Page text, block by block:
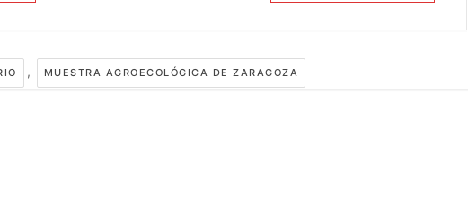
, MUESTRA AGROECOLÓGICA DE ZARAGOZA